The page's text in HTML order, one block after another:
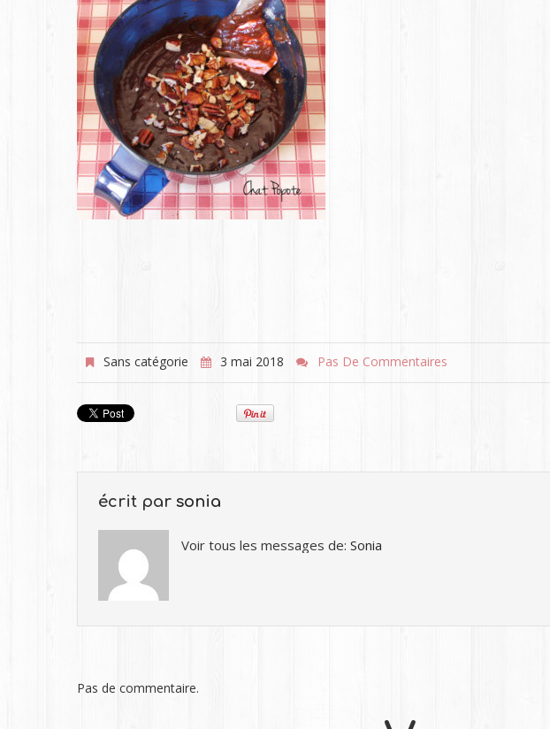
Sans catégorie 3 mai 2018 Pas De Commentaires
écrit par sonia
Voir tous les messages de: Sonia
Pas de commentaire.